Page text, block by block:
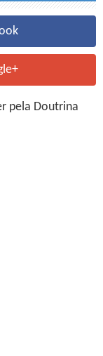
pela Doutrina